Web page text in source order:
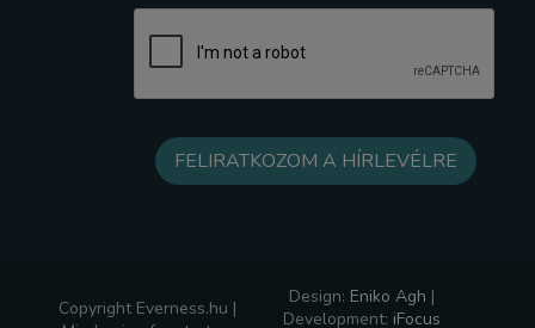
Copyright Everness.hu |
Design: Eniko Agh |
Development: iFocus